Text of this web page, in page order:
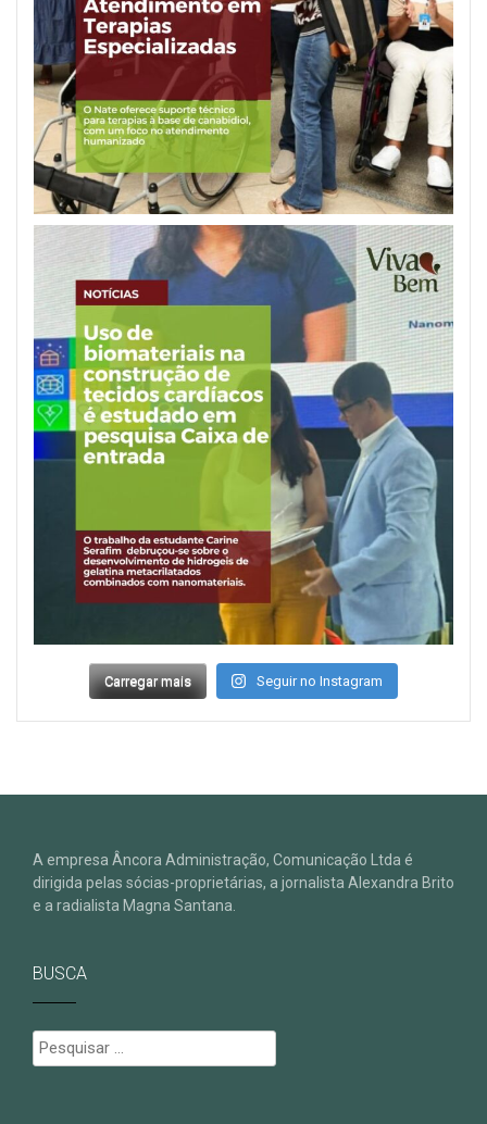
Carregar mais Seguir no Instagram
A empresa Âncora Administração, Comunicação Ltda é
dirigida pelas sócias-proprietárias, a jornalista Alexandra Brito
e a radialista Magna Santana.
BUSCA
Pesquisar
por: